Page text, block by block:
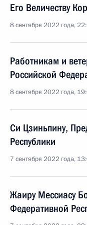
Его Величеству
8 сентября 2022 года,
Работникам и
Российской
8 сентября 2022 года,
Си Цзиньпину,
Республики
7 сентября 2022 года,
Жаиру Мессиасу
Федеративной